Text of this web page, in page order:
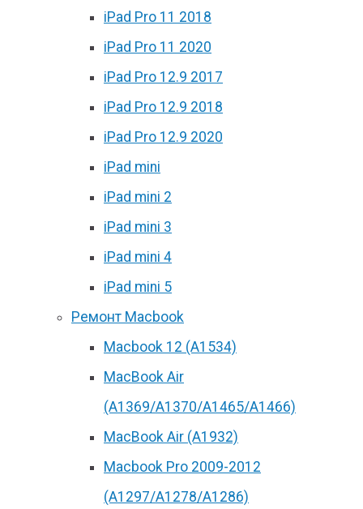
iPad Pro 11 2018
iPad Pro 11 2020
iPad Pro 12.9 2017
iPad Pro 12.9 2018
iPad Pro 12.9 2020
iPad mini
iPad mini 2
iPad mini 3
iPad mini 4
iPad mini 5
Ремонт Macbook
Macbook 12 (А1534)
MacBook Air
(A1369/A1370/A1465/A1466)
MacBook Air (A1932)
Macbook Pro 2009-2012
(A1297/A1278/A1286)